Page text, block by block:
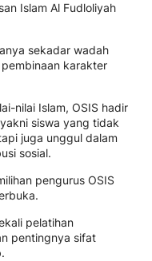
Islam Al Fudloliyah
sekadar wadah
karakter
nilai Islam, OSIS hadir
siswa yang tidak
juga unggul dalam
sosial.
pengurus OSIS
pelatihan
pentingnya sifat